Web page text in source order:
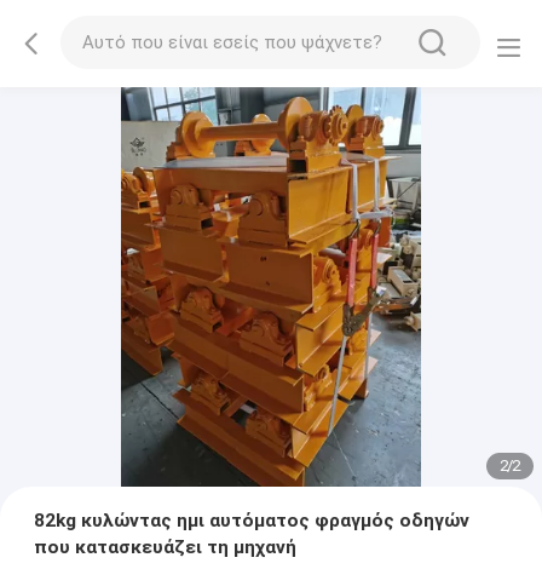
2/2
82kg κυλώντας ημι αυτόματος φραγμός οδηγών
που κατασκευάζει τη μηχανή